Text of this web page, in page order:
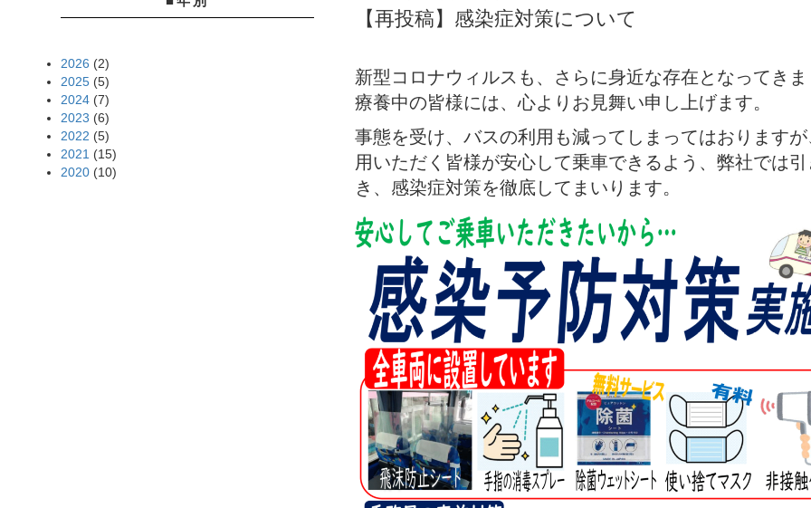
2026 (2)
2025 (5)
2024 (7)
2023 (6)
2022 (5)
2021 (15)
2020 (10)
【再投稿】感染症対策について
新型コロナウィルスも、さらに身近な存在となってき
療養中の皆様には、心よりお見舞い申し上げます。
事態を受け、バスの利用も減ってしまってはおります
用いただく皆様が安心して乗車できるよう、弊社では
き、感染症対策を徹底してまいります。